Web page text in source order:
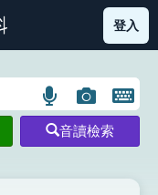
部首索引表圖示
登入
語
言
搜
圖
片
搜
開
鍵
圖
音讀檢索